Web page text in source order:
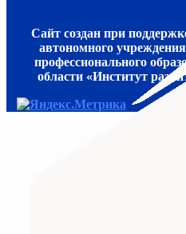
МИНИСТЕРСТВО
Сайт создан при
автономного
профессионального
области «Институт